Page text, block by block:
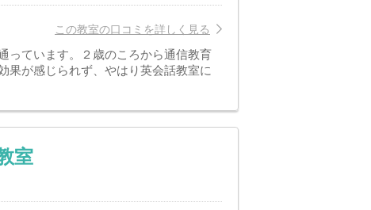
この教室の口コミを詳しく見る
っています。２歳のころから通信教育
果が感じられず、やはり英会話教室に
室